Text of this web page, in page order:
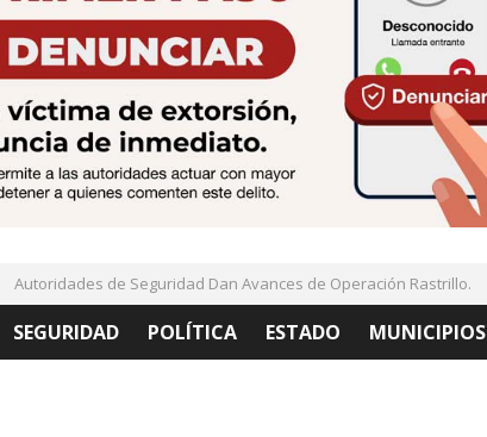
Autoridades de Seguridad Dan Avances de Operación Rastrillo.
SEGURIDAD POLÍTICA ESTADO MUNICIPIOS